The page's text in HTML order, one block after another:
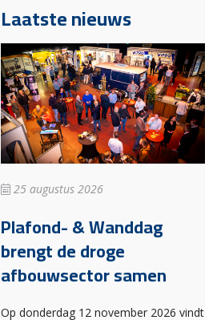
Laatste nieuws
25 augustus 2026
Plafond- & Wanddag
brengt de droge
afbouwsector samen
Op donderdag 12 november 2026 vindt